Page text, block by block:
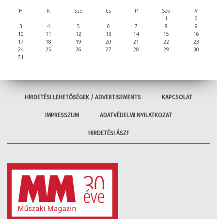
H K Sze Cs P Szo
V
1
2
3
4 5 6 7 8
9
10
11 12 13 14 15
16
17
18 19 20 21 22
23
24
25 26 27 28 29
30
31
HIRDETÉSI LEHETŐSÉGEK / ADVERTISEMENTS KAPCSOLAT
IMPRESSZUM ADATVÉDELMI NYILATKOZAT
HIRDETÉSI ÁSZF